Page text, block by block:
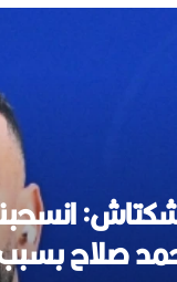
صلاح بسبب